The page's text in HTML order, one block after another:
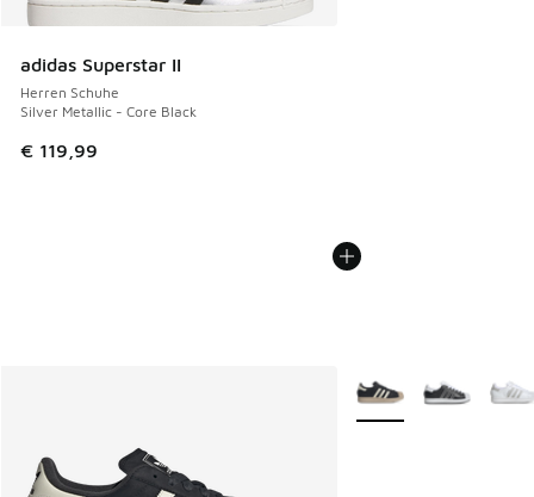
adidas Superstar II
Herren Schuhe
Silver Metallic - Core Black
€ 119,99
Weitere Farben